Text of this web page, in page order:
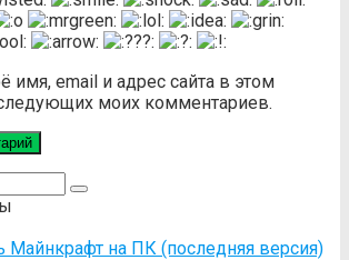
имя, email и адрес сайта в этом
моих комментариев.
Майнкрафт на ПК (последняя версия)